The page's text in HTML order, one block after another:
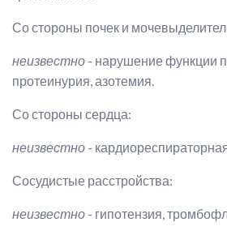
Со стороны почек и
неизвестно - нарушение функции
протеинурия, азотемия.
Со стороны сердца:
неизвестно -
Сосудистые расстройства:
неизвестно - гипотензия,